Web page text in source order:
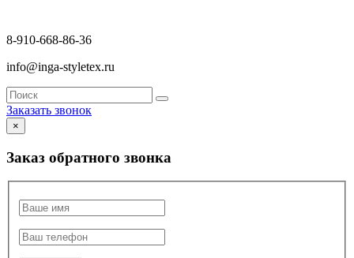
8-910-668-86-36
info@inga-styletex.ru
Заказать звонок
×
Заказ обратного звонка